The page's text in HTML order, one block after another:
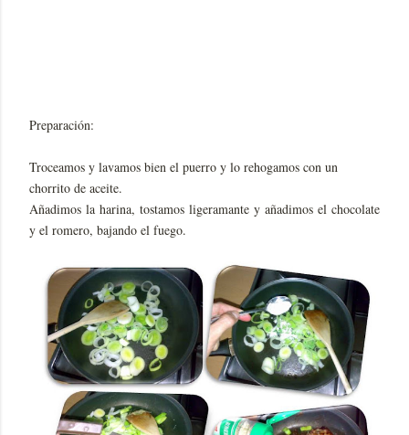
Preparación:
Troceamos y lavamos bien el puerro y lo rehogamos con un
chorrito de aceite.
Añadimos la harina, tostamos ligeramante y añadimos el chocolate
y el romero, bajando el fuego.